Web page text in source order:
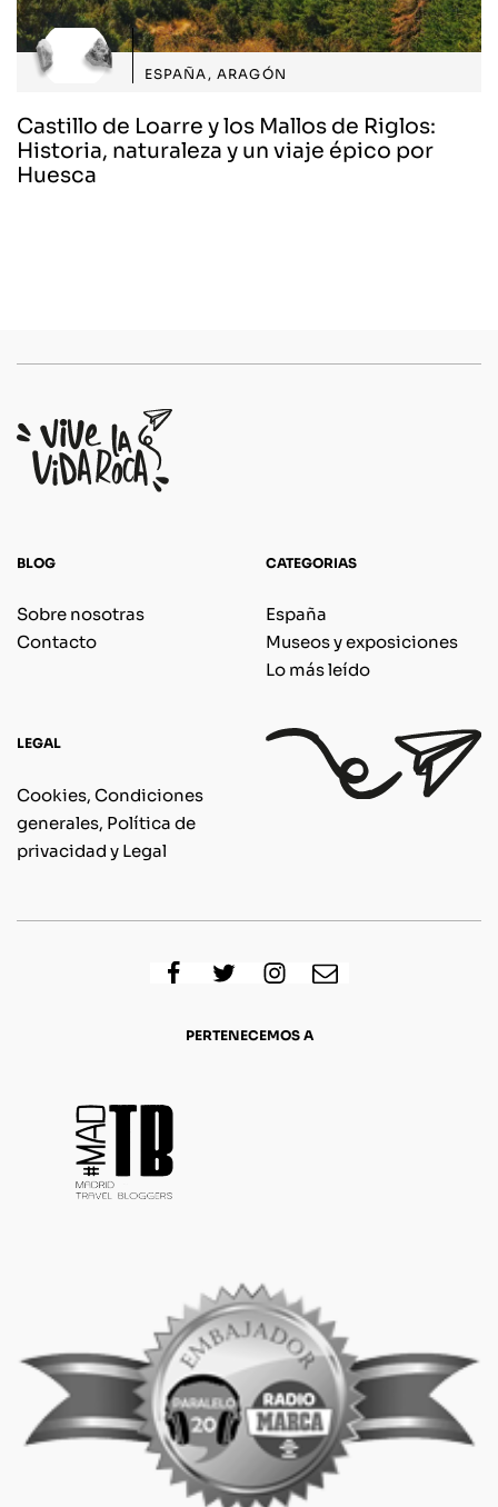
ESPAÑA , ARAGÓN
Castillo de Loarre y los Mallos de Riglos:
Historia, naturaleza y un viaje épico por
Huesca
BLOG
Sobre nosotras
Contacto
CATEGORIAS
España
Museos y exposiciones
Lo más leído
LEGAL
Cookies, Condiciones
generales, Política de
privacidad y Legal
PERTENECEMOS A